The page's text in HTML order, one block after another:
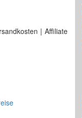
| Affiliate